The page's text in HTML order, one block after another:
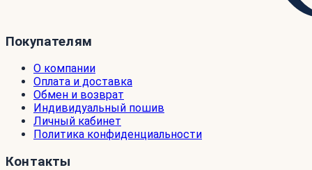
Покупателям
О компании
Оплата и доставка
Обмен и возврат
Индивидуальный пошив
Личный кабинет
Политика конфиденциальности
Контакты